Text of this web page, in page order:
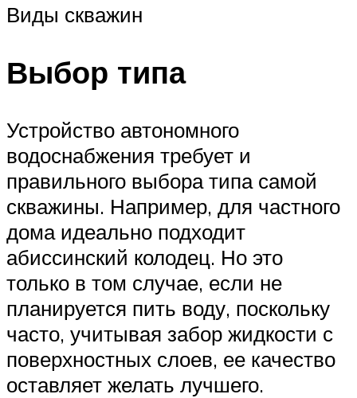
Виды скважин
Выбор типа
Устройство автономного
водоснабжения требует и
правильного выбора типа самой
скважины. Например, для частного
дома идеально подходит
абиссинский колодец. Но это
только в том случае, если не
планируется пить воду, поскольку
часто, учитывая забор жидкости с
поверхностных слоев, ее качество
оставляет желать лучшего.